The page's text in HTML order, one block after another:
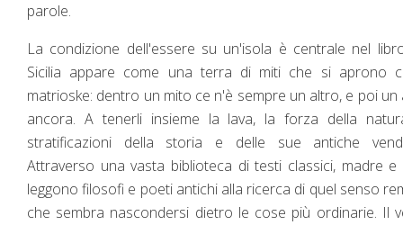
parole.
La condizione dell'essere su un'isola è centrale nel
Sicilia appare come una terra di miti che si aprono
matrioske: dentro un mito ce n'è sempre un altro, e poi un
ancora. A tenerli insieme la lava, la forza della
stratificazioni della storia e delle sue antiche
Attraverso una vasta biblioteca di testi classici, madre e
leggono filosofi e poeti antichi alla ricerca di quel senso
che sembra nascondersi dietro le cose più ordinarie. Il